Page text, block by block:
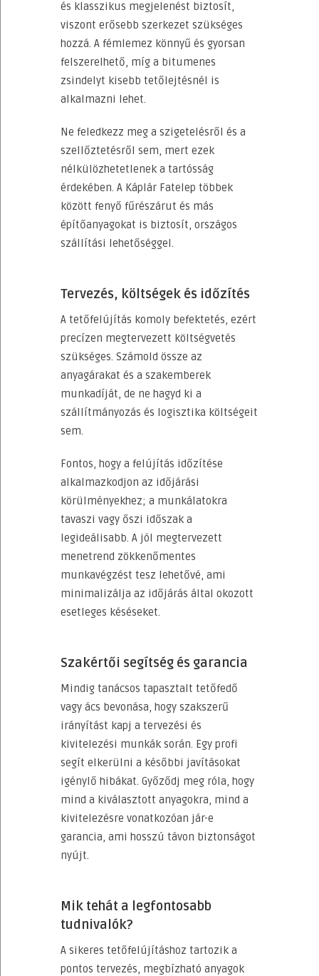
és klasszikus megjelenést biztosít,
viszont erősebb szerkezet szükséges
hozzá. A fémlemez könnyű és gyorsan
felszerelhető, míg a bitumenes
zsindelyt kisebb tetőlejtésnél is
alkalmazni lehet.
Ne feledkezz meg a szigetelésről és a
szellőztetésről sem, mert ezek
nélkülözhetetlenek a tartósság
érdekében. A Káplár Fatelep többek
között fenyő fűrészárut és más
építőanyagokat is biztosít, országos
szállítási lehetőséggel.
Tervezés, költségek és időzítés
A tetőfelújítás komoly befektetés, ezért
precízen megtervezett költségvetés
szükséges. Számold össze az
anyagárakat és a szakemberek
munkadíját, de ne hagyd ki a
szállítmányozás és logisztika költségeit
sem.
Fontos, hogy a felújítás időzítése
alkalmazkodjon az időjárási
körülményekhez; a munkálatokra
tavaszi vagy őszi időszak a
legideálisabb. A jól megtervezett
menetrend zökkenőmentes
munkavégzést tesz lehetővé, ami
minimalizálja az időjárás által okozott
esetleges késéseket.
Szakértői segítség és garancia
Mindig tanácsos tapasztalt tetőfedő
vagy ács bevonása, hogy szakszerű
irányítást kapj a tervezési és
kivitelezési munkák során. Egy profi
segít elkerülni a későbbi javításokat
igénylő hibákat. Győződj meg róla, hogy
mind a kiválasztott anyagokra, mind a
kivitelezésre vonatkozóan jár-e
garancia, ami hosszú távon biztonságot
nyújt.
Mik tehát a legfontosabb
tudnivalók?
A sikeres tetőfelújításhoz tartozik a
pontos tervezés, megbízható anyagok